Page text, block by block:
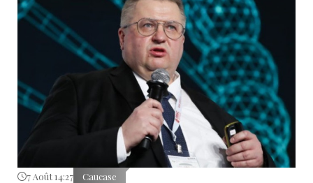
7 Août 14:27 Caucase